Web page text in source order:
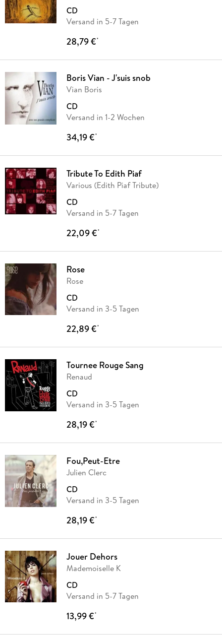
CD
Versand in 5-7 Tagen
28,79 €*
Boris Vian - J'suis snob
Vian Boris
CD
Versand in 1-2 Wochen
34,19 €*
Tribute To Edith Piaf
Various (Edith Piaf Tribute)
CD
Versand in 5-7 Tagen
22,09 €*
Rose
Rose
CD
Versand in 3-5 Tagen
22,89 €*
Tournee Rouge Sang
Renaud
CD
Versand in 3-5 Tagen
28,19 €*
Fou,Peut-Etre
Julien Clerc
CD
Versand in 3-5 Tagen
28,19 €*
Jouer Dehors
Mademoiselle K
CD
Versand in 5-7 Tagen
13,99 €*